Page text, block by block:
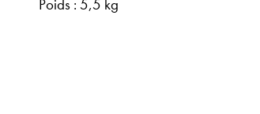
Poids : 5,5 kg